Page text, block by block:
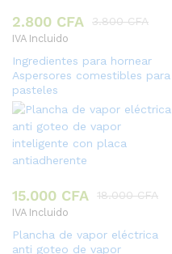
2.800 CFA 3.800CFA
IVA Incluido
Ingredientes para hornear
Aspersores comestibles para
pasteles
15.000 CFA 18.000CFA
IVA Incluido
Plancha de vapor eléctrica
anti goteo de vapor